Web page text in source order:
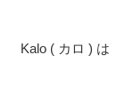
Kalo ( カロ ) は